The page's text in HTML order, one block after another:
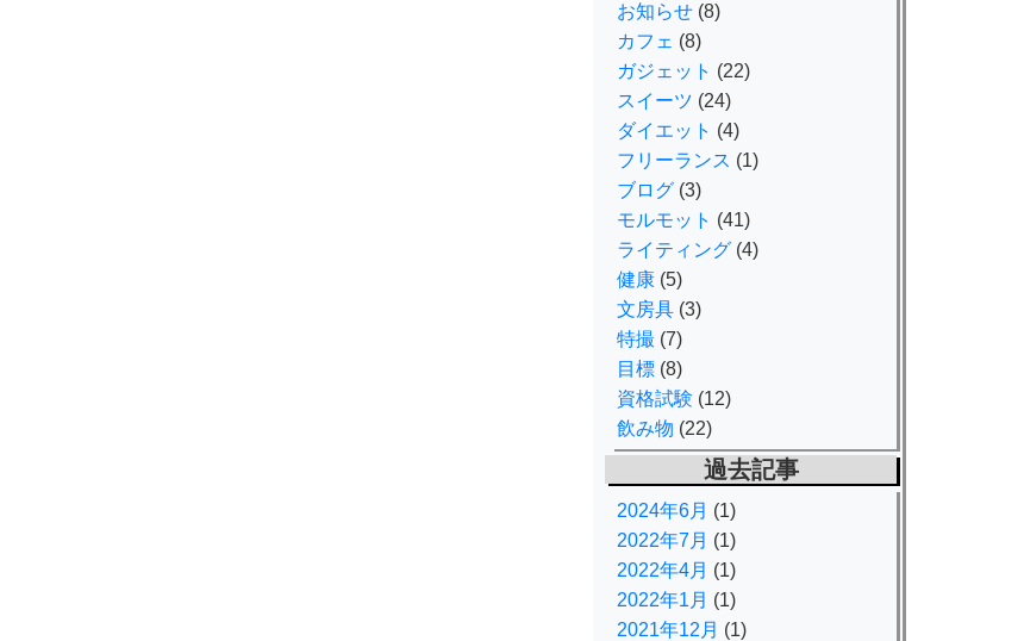
お知らせ (8)
カフェ (8)
ガジェット (22)
スイーツ (24)
ダイエット (4)
フリーランス (1)
ブログ (3)
モルモット (41)
ライティング (4)
健康 (5)
文房具 (3)
特撮 (7)
目標 (8)
資格試験 (12)
飲み物 (22)
過去記事
2024年6月 (1)
2022年7月 (1)
2022年4月 (1)
2022年1月 (1)
2021年12月 (1)